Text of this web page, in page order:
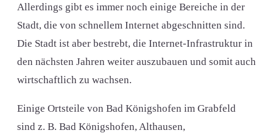
Allerdings gibt es immer noch einige Bereiche in der
Stadt, die von schnellem Internet abgeschnitten sind.
Die Stadt ist aber bestrebt, die Internet-Infrastruktur in
den nächsten Jahren weiter auszubauen und somit auch
wirtschaftlich zu wachsen.
Einige Ortsteile von Bad Königshofen im Grabfeld
sind z. B. Bad Königshofen, Althausen,